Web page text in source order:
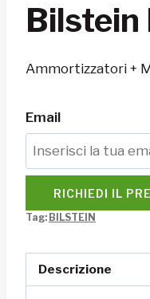
Bilstein
Ammortizzatori +
Email
RICHIEDI IL
Tag: BILSTEIN
Descrizione